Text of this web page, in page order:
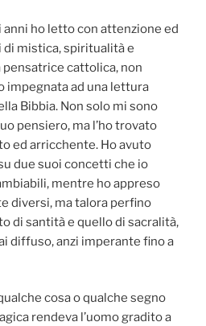
ho letto con attenzione ed
mistica, spiritualità e
cattolica, non
impegnata ad una lettura
Bibbia. Non solo mi sono
pensiero, ma l’ho trovato
ed arricchente. Ho avuto
due suoi concetti che io
mentre ho appreso
diversi, ma talora perfino
di santità e quello di sacralità,
diffuso, anzi imperante fino a
cosa o qualche segno
rendeva l’uomo gradito a